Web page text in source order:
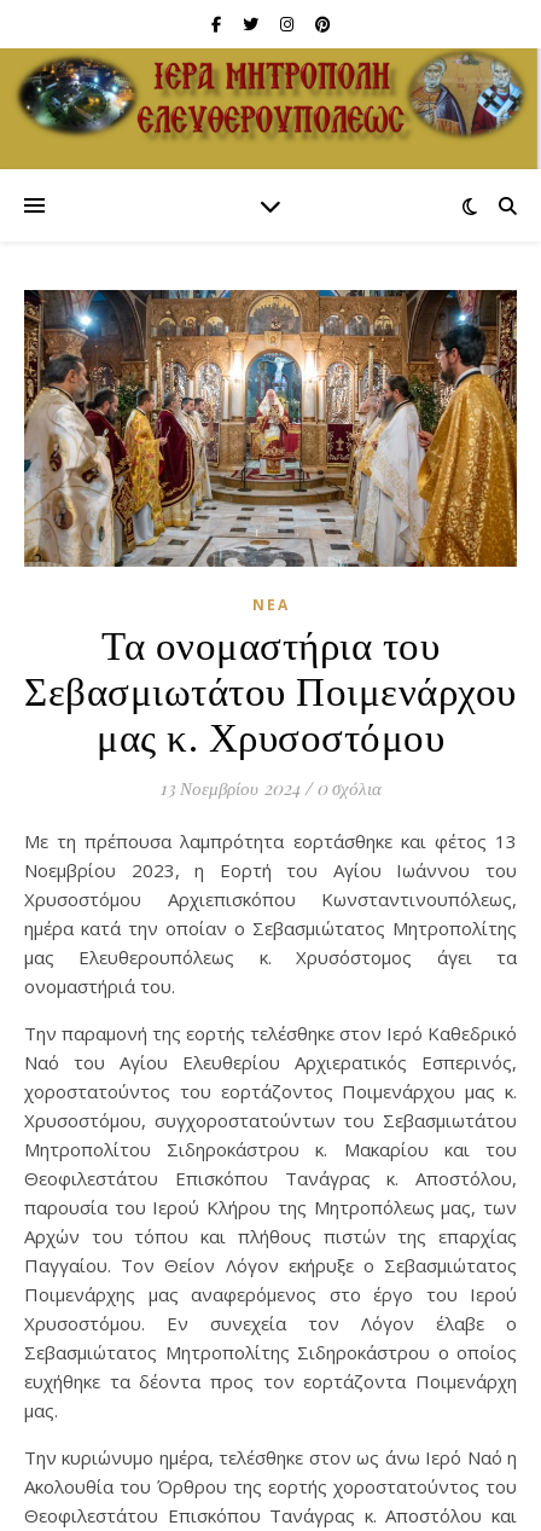
ΝΈΑ
Τα ονομαστήρια του
Σεβασμιωτάτου Ποιμενάρχου
μας κ. Χρυσοστόμου
13 Νοεμβρίου 2024 / 0 σχόλια
Με τη πρέπουσα λαμπρότητα εορτάσθηκε και φέτος 13
Νοεμβρίου 2023, η Εορτή του Αγίου Ιωάννου του
Χρυσοστόμου Αρχιεπισκόπου Κωνσταντινουπόλεως,
ημέρα κατά την οποίαν ο Σεβασμιώτατος Μητροπολίτης
μας Ελευθερουπόλεως κ. Χρυσόστομος άγει τα
ονομαστήριά του.
Την παραμονή της εορτής τελέσθηκε στον Ιερό Καθεδρικό
Ναό του Αγίου Ελευθερίου Αρχιερατικός Εσπερινός,
χοροστατούντος του εορτάζοντος Ποιμενάρχου μας κ.
Χρυσοστόμου, συγχοροστατούντων του Σεβασμιωτάτου
Μητροπολίτου Σιδηροκάστρου κ. Μακαρίου και του
Θεοφιλεστάτου Επισκόπου Τανάγρας κ. Αποστόλου,
παρουσία του Ιερού Κλήρου της Μητροπόλεως μας, των
Αρχών του τόπου και πλήθους πιστών της επαρχίας
Παγγαίου. Τον Θείον Λόγον εκήρυξε ο Σεβασμιώτατος
Ποιμενάρχης μας αναφερόμενος στο έργο του Ιερού
Χρυσοστόμου. Εν συνεχεία τον Λόγον έλαβε ο
Σεβασμιώτατος Μητροπολίτης Σιδηροκάστρου ο οποίος
ευχήθηκε τα δέοντα προς τον εορτάζοντα Ποιμενάρχη
μας.
Tην κυριώνυμο ημέρα, τελέσθηκε στον ως άνω Ιερό Ναό η
Ακολουθία του Όρθρου της εορτής χοροστατούντος του
Θεοφιλεστάτου Επισκόπου Τανάγρας κ. Αποστόλου και